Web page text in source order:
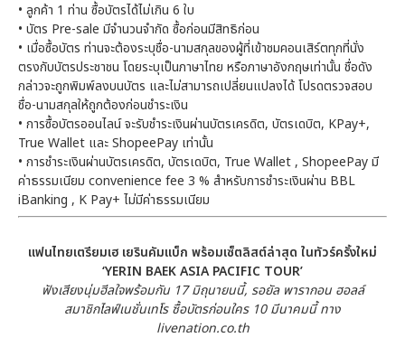
• ลูกค้า 1 ท่าน ซื้อบัตรได้ไม่เกิน 6 ใบ
• บัตร Pre-sale มีจำนวนจำกัด ซื้อก่อนมีสิทธิก่อน
• เมื่อซื้อบัตร ท่านจะต้องระบุชื่อ-นามสกุลของผู้ที่เข้าชมคอนเสิร์ตทุกที่นั่ง
ตรงกับบัตรประชาชน โดยระบุเป็นภาษาไทย หรือภาษาอังกฤษเท่านั้น ชื่อดัง
กล่าวจะถูกพิมพ์ลงบนบัตร และไม่สามารถเปลี่ยนแปลงได้ โปรดตรวจสอบ
ชื่อ-นามสกุลให้ถูกต้องก่อนชำระเงิน
• การซื้อบัตรออนไลน์ จะรับชำระเงินผ่านบัตรเครดิต, บัตรเดบิต, KPay+,
True Wallet และ ShopeePay เท่านั้น
• การชำระเงินผ่านบัตรเครดิต, บัตรเดบิต, True Wallet , ShopeePay มี
ค่าธรรมเนียม convenience fee 3 % สำหรับการชำระเงินผ่าน BBL
iBanking , K Pay+ ไม่มีค่าธรรมเนียม
แฟนไทยเตรียมเฮ เยรินคัมแบ็ก พร้อมเซ็ตลิสต์ล่าสุด ในทัวร์ครั้งใหม่
‘YERIN BAEK ASIA PACIFIC TOUR’
ฟังเสียงนุ่มฮีลใจพร้อมกัน 17มิถุนายนนี้, รอยัล พารากอน ฮอลล์
สมาชิกไลฟ์เนชั่นเทโร ซื้อบัตรก่อนใคร 10มีนาคมนี้ ทาง
livenation.co.th